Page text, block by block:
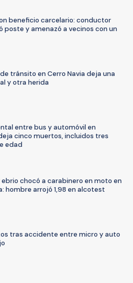
beneficio carcelario: conductor
poste y amenazó a vecinos con un
tránsito en Cerro Navia deja una
y otra herida
entre bus y automóvil en
cinco muertos, incluidos tres
edad
chocó a carabinero en moto en
hombre arrojó 1,98 en alcotest
tras accidente entre micro y auto